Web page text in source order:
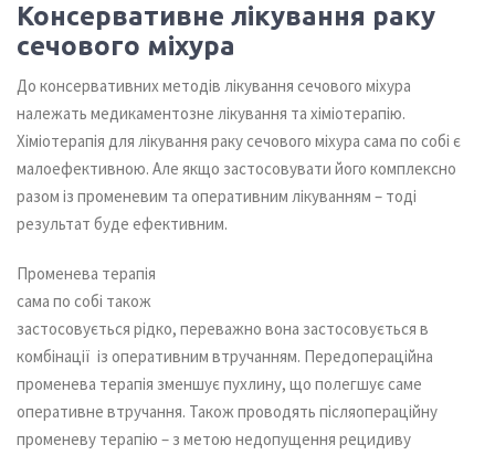
Консервативне лікування раку
сечового міхура
До консервативних методів лікування сечового міхура
належать медикаментозне лікування та хіміотерапію.
Хіміотерапія для лікування раку сечового міхура сама по собі є
малоефективною. Але якщо застосовувати його комплексно
разом із променевим та оперативним лікуванням – тоді
результат буде ефективним.
Променева терапія
сама по собі також
застосовується рідко, переважно вона застосовується в
комбінації із оперативним втручанням. Передопераційна
променева терапія зменшує пухлину, що полегшує саме
оперативне втручання. Також проводять післяопераційну
променеву терапію – з метою недопущення рецидиву